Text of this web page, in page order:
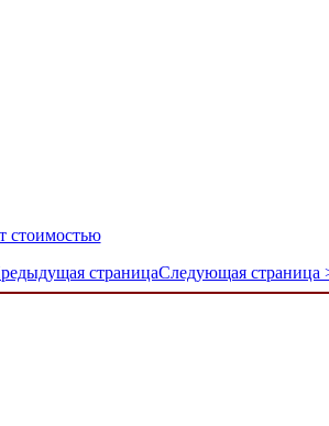
стоимостью
страницаСледующая страница